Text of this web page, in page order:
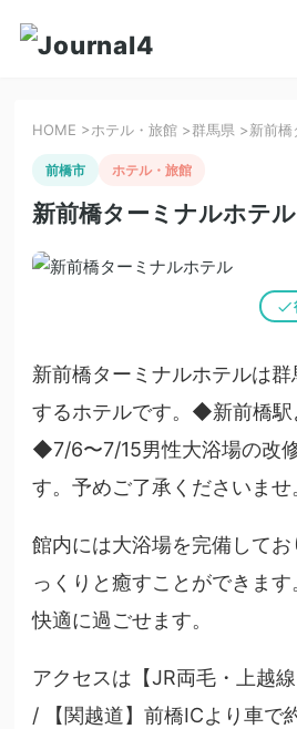
HOME >ホテル・旅館 >群馬県 >新前橋
前橋市 ホテル・旅館
新前橋ターミナルホテル
新前橋ターミナルホテルは
するホテルです。◆新前橋駅
◆7/6〜7/15男性大浴場の改
す。予めご了承くださいませ
館内には大浴場を完備して
っくりと癒すことができま
快適に過ごせます。
アクセスは【JR両毛・上越
/ 【関越道】前橋ICより車で